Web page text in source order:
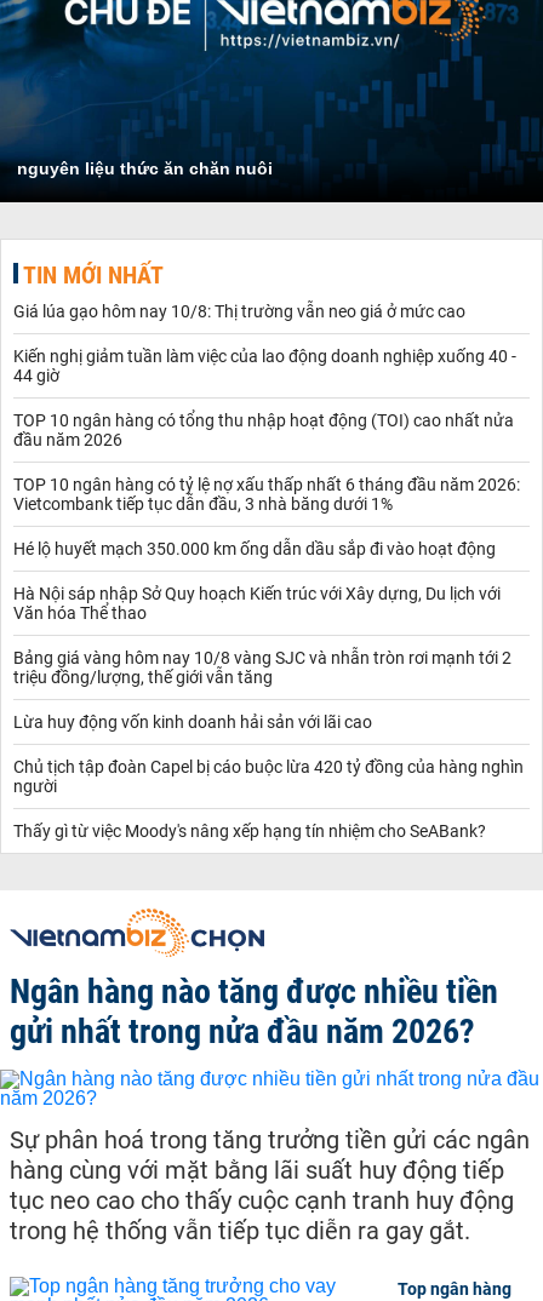
nguyên liệu thức ăn chăn nuôi
TIN MỚI NHẤT
Giá lúa gạo hôm nay 10/8: Thị trường vẫn neo giá ở mức cao
Kiến nghị giảm tuần làm việc của lao động doanh nghiệp xuống 40 -
44 giờ
TOP 10 ngân hàng có tổng thu nhập hoạt động (TOI) cao nhất nửa
đầu năm 2026
TOP 10 ngân hàng có tỷ lệ nợ xấu thấp nhất 6 tháng đầu năm 2026:
Vietcombank tiếp tục dẫn đầu, 3 nhà băng dưới 1%
Hé lộ huyết mạch 350.000 km ống dẫn dầu sắp đi vào hoạt động
Hà Nội sáp nhập Sở Quy hoạch Kiến trúc với Xây dựng, Du lịch với
Văn hóa Thể thao
Bảng giá vàng hôm nay 10/8 vàng SJC và nhẫn tròn rơi mạnh tới 2
triệu đồng/lượng, thế giới vẫn tăng
Lừa huy động vốn kinh doanh hải sản với lãi cao
Chủ tịch tập đoàn Capel bị cáo buộc lừa 420 tỷ đồng của hàng nghìn
người
Thấy gì từ việc Moody's nâng xếp hạng tín nhiệm cho SeABank?
Ngân hàng nào tăng được nhiều tiền
gửi nhất trong nửa đầu năm 2026?
Sự phân hoá trong tăng trưởng tiền gửi các ngân
hàng cùng với mặt bằng lãi suất huy động tiếp
tục neo cao cho thấy cuộc cạnh tranh huy động
trong hệ thống vẫn tiếp tục diễn ra gay gắt.
Top ngân hàng